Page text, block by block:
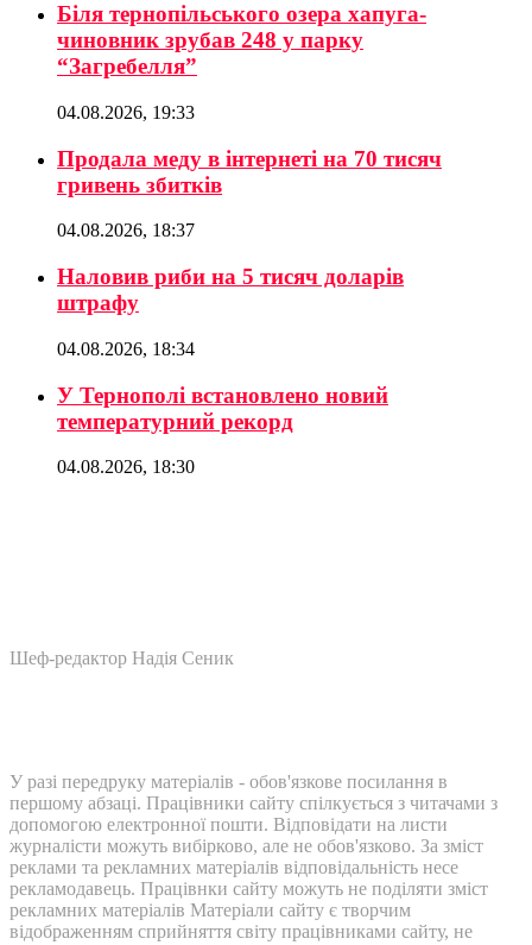
Біля тернопільського озера хапуга-
чиновник зрубав 248 у парку
“Загребелля”
04.08.2026, 19:33
Продала меду в інтернеті на 70 тисяч
гривень збитків
04.08.2026, 18:37
Наловив риби на 5 тисяч доларів
штрафу
04.08.2026, 18:34
У Тернополі встановлено новий
температурний рекорд
04.08.2026, 18:30
Шеф-редактор Надія Сеник
У разі передруку матеріалів - обов'язкове посилання в
першому абзаці. Працівники сайту спілкується з читачами з
допомогою електронної пошти. Відповідати на листи
журналісти можуть вибірково, але не обов'язково. За зміст
реклами та рекламних матеріалів відповідальність несе
рекламодавець. Працівнки сайту можуть не поділяти зміст
рекламних матеріалів Матеріали сайту є творчим
відображенням сприйняття світу працівниками сайту, не